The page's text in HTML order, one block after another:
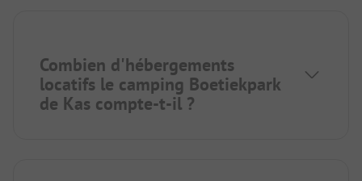
Combien d'hébergements
locatifs le camping Boetiekpark
de Kas compte-t-il ?